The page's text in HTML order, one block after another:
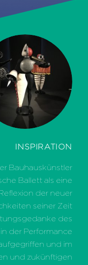
INSPIRATION
Bauhauskünstler
Ballett als eine
der neuer
seiner Zeit
des
der Performance
aufgegriffen und im
und zukünftigen